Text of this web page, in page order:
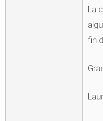
La
fin